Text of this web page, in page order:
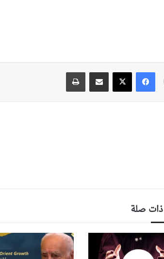
فيسبوك ‫X مشاركة عبر البريد طباعة
صلة